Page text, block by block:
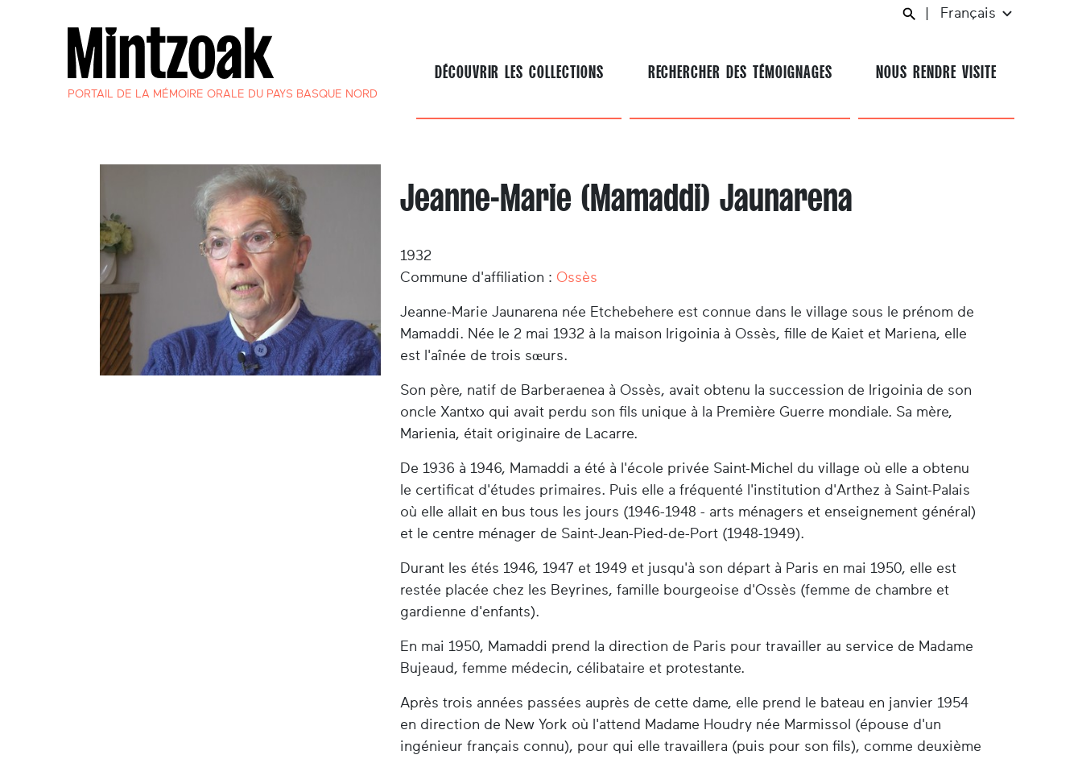
PORTAIL DE LA MÉMOIRE ORALE DU PAYS BASQUE NORD
Français
DÉCOUVRIR LES COLLECTIONS RECHERCHER DES TÉMOIGNAGES NOUS RENDRE VISITE
Jeanne-Marie (Mamaddi) Jaunarena
1932
Commune d'affiliation :Ossès
Jeanne-Marie Jaunarena née Etchebehere est connue dans le village sous le prénom de
Mamaddi. Née le 2 mai 1932 à la maison Irigoinia à Ossès, fille de Kaiet et Mariena, elle
est l'aînée de trois sœurs.
Son père, natif de Barberaenea à Ossès, avait obtenu la succession de Irigoinia de son
oncle Xantxo qui avait perdu son fils unique à la Première Guerre mondiale. Sa mère,
Marienia, était originaire de Lacarre.
De 1936 à 1946, Mamaddi a été à l'école privée Saint-Michel du village où elle a obtenu
le certificat d'études primaires. Puis elle a fréquenté l'institution d'Arthez à Saint-Palais
où elle allait en bus tous les jours (1946-1948 - arts ménagers et enseignement général)
et le centre ménager de Saint-Jean-Pied-de-Port (1948-1949).
Durant les étés 1946, 1947 et 1949 et jusqu'à son départ à Paris en mai 1950, elle est
restée placée chez les Beyrines, famille bourgeoise d'Ossès (femme de chambre et
gardienne d'enfants).
En mai 1950, Mamaddi prend la direction de Paris pour travailler au service de Madame
Bujeaud, femme médecin, célibataire et protestante.
Après trois années passées auprès de cette dame, elle prend le bateau en janvier 1954
en direction de New York où l'attend Madame Houdry née Marmissol (épouse d'un
ingénieur français connu), pour qui elle travaillera (puis pour son fils), comme deuxième